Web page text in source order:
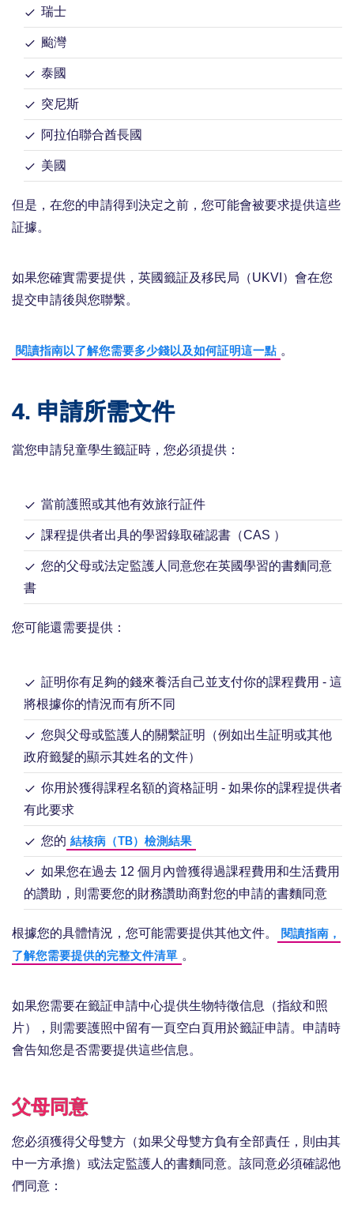
瑞士
颱灣
泰國
突尼斯
阿拉伯聯合酋長國
美國
但是，在您的申請得到決定之前，您可能會被要求提供這些
証據。
如果您確實需要提供，英國籤証及移民局（UKVI）會在您
提交申請後與您聯繫。
閱讀指南以了解您需要多少錢以及如何証明這一點 。
4. 申請所需文件
當您申請兒童學生籤証時，您必須提供：
當前護照或其他有效旅行証件
課程提供者出具的學習錄取確認書（CAS ）
您的父母或法定監護人同意您在英國學習的書麵同意
書
您可能還需要提供：
証明你有足夠的錢來養活自己並支付你的課程費用 - 這
將根據你的情況而有所不同
您與父母或監護人的關繫証明（例如出生証明或其他
政府籤髮的顯示其姓名的文件）
你用於獲得課程名額的資格証明 - 如果你的課程提供者
有此要求
您的 結核病（TB）檢測結果
如果您在過去 12 個月內曾獲得過課程費用和生活費用
的讚助，則需要您的財務讚助商對您的申請的書麵同意
根據您的具體情況，您可能需要提供其他文件。
閱讀指南，
了解您需要提供的完整文件清單 。
如果您需要在籤証申請中心提供生物特徵信息（指紋和照
片），則需要護照中留有一頁空白頁用於籤証申請。申請時
會告知您是否需要提供這些信息。
父母同意
您必須獲得父母雙方（如果父母雙方負有全部責任，則由其
中一方承擔）或法定監護人的書麵同意。該同意必須確認他
們同意：